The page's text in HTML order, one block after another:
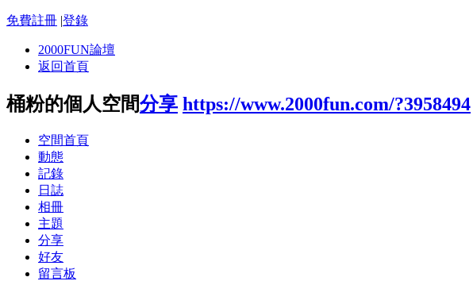
免費註冊 |登錄
2000FUN論壇
返回首頁
桶粉的個人空間分享 https://www.2000fun.com/?3958494
空間首頁
動態
記錄
日誌
相冊
主題
分享
好友
留言板